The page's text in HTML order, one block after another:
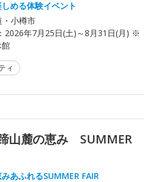
める体験イベント
・小樽市
2026年7月25日(土)～8月31日(月) ※
館
ィ
山麓の恵み SUMMER
あふれるSUMMER FAIR